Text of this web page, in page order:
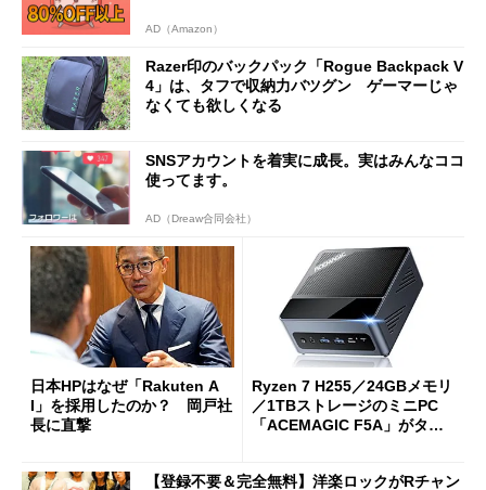
AD（Amazon）
Razer印のバックパック「Rogue Backpack V
4」は、タフで収納力バツグン ゲーマーじゃ
なくても欲しくなる
SNSアカウントを着実に成長。実はみんなココ
使ってます。
AD（Dreaw合同会社）
日本HPはなぜ「Rakuten A
I」を採用したのか？ 岡戸社
長に直撃
Ryzen 7 H255／24GBメモリ
／1TBストレージのミニPC
「ACEMAGIC F5A」がタイ
【登録不要＆完全無料】洋楽ロックがRチャン